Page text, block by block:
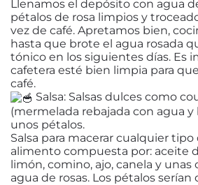
Llenamos el depósito con agua
pétalos de rosa limpios y
vez de café. Apretamos bien,
hasta que brote el agua rosada
tónico en los siguientes días. Es
cafetera esté bien limpia para
café.
Salsa: Salsas dulces como
(mermelada rebajada con agua
unos pétalos.
Salsa para macerar cualquier tipo
alimento compuesta por: aceite
limón, comino, ajo, canela y unas
agua de rosas. Los pétalos serían